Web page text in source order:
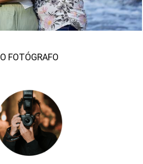
O FOTÓGRAFO